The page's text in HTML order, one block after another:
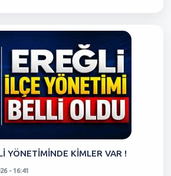
YÖNETİMİNDE KİMLER VAR !
- 16:41